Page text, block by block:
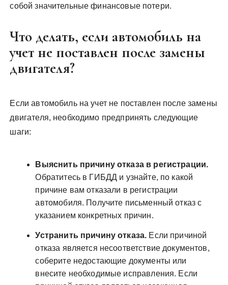
собой значительные финансовые потери.
Что делать, если автомобиль на
учет не поставлен после замены
двигателя?
Если автомобиль на учет не поставлен после замены
двигателя, необходимо предпринять следующие
шаги:
Выяснить причину отказа в регистрации.
Обратитесь в ГИБДД и узнайте, по какой
причине вам отказали в регистрации
автомобиля. Получите письменный отказ с
указанием конкретных причин.
Устранить причину отказа. Если причиной
отказа является несоответствие документов,
соберите недостающие документы или
внесите необходимые исправления. Если